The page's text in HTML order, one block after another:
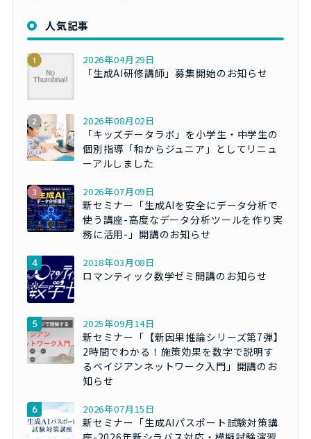
人気記事
2026年04月29日
「生成AI研修講師」募集開始のお知らせ
2026年08月02日
「キッズデータラボ」を小学生・中学生の
個別指導「和からジュニア」としてリニュ
ーアルしました
2026年07月09日
新セミナー「生成AIを安全にデータ分析で
使う講座-高度なデータ分析ツールを作り実
務に活用-」開講のお知らせ
2018年03月08日
ロマンティック数学ゼミ開講のお知らせ
2025年09月14日
新セミナー「【新因果推論シリーズ第7弾】
2時間でわかる！施策効果を数字で説明す
るベイジアンネットワーク入門」開講のお
知らせ
2026年07月15日
新セミナー「生成AIパスポート試験対策講